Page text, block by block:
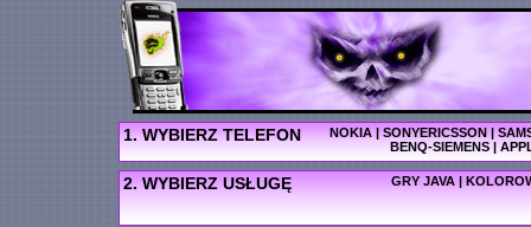
1. WYBIERZ TELEFON NOKIA|SONYERICSSON|
BENQ-SIEMENS|
2. WYBIERZ USŁUGĘ GRY JAVA |